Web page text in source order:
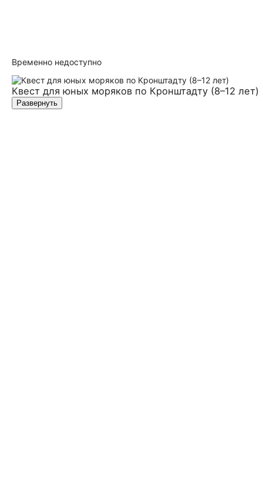
Временно недоступно
Квест для юных моряков по Кронштадту (8–12 лет)
Развернуть